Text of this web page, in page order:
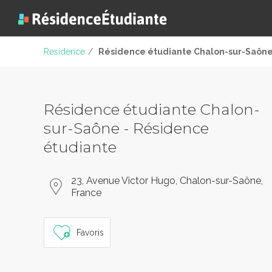
Residence / Résidence étudiante Chalon-sur-
Résidence étudiante Chalon-
sur-Saône - Résidence
étudiante
23, Avenue Victor Hugo, Chalon-sur-Saône,
France
Favoris